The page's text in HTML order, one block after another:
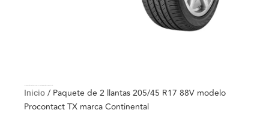
Inicio/ Paquete de 2 llantas 205/45 R17 88V modelo
Procontact TX marca Continental